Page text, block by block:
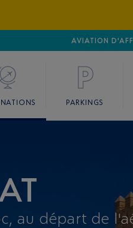
AVIATION
CANNES MANDELIEU
PARKINGS
au départ de